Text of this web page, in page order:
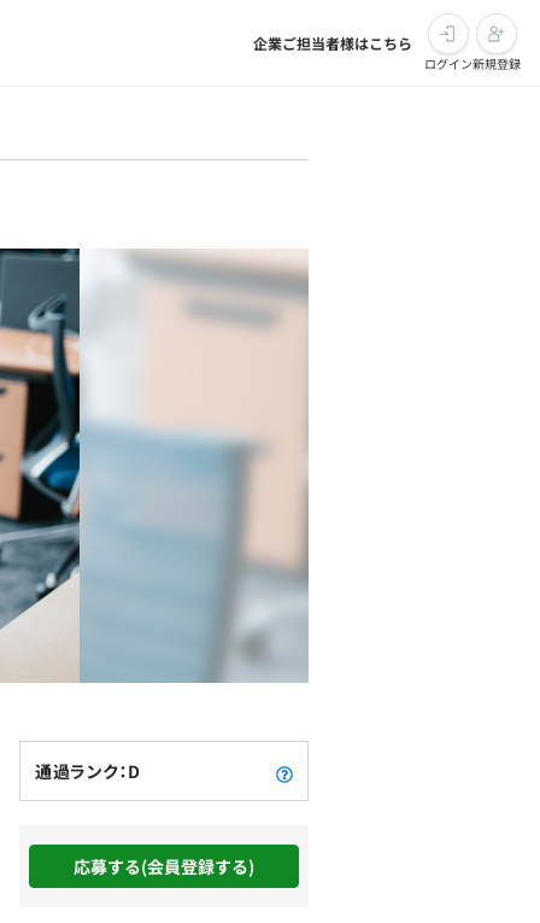
企業ご担当者様はこちら
ログイン新規登録
通過ランク：D
応募する(会員登録する)